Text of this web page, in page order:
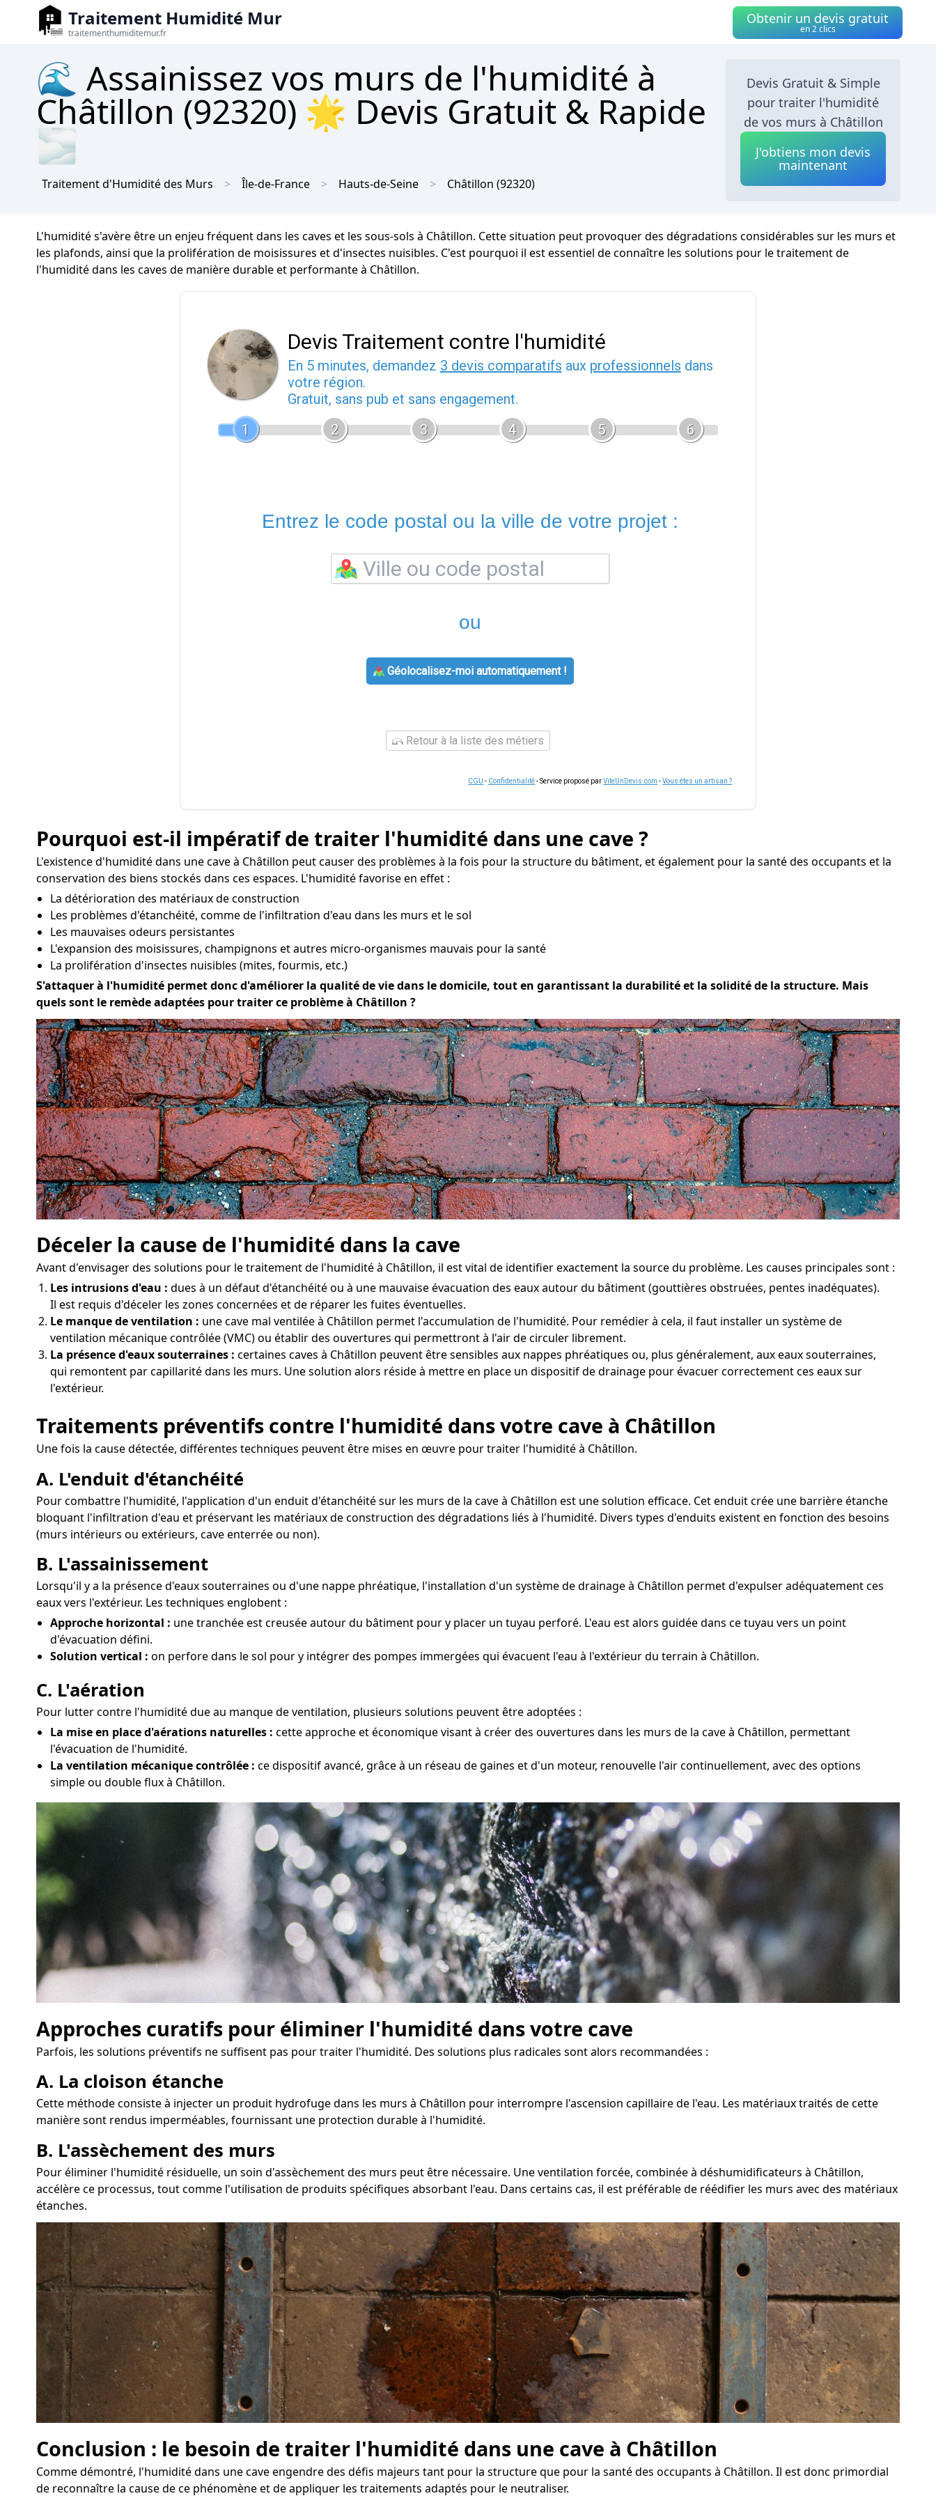
Traitement Humidité Mur
traitementhumiditemur.fr
Obtenir un devis gratuit
en 2 clics
🌊 Assainissez vos murs de l'humidité à
Châtillon (92320) 🌟 Devis Gratuit & Rapide
🌫
Traitement d'Humidité des Murs Île-de-France Hauts-de-Seine Châtillon (92320)
Devis Gratuit & Simple
pour traiter l'humidité
de vos murs à Châtillon
J'obtiens mon devis
maintenant
L'humidité s'avère être un enjeu fréquent dans les caves et les sous-sols à Châtillon. Cette situation peut provoquer des dégradations considérables sur les murs et
les plafonds, ainsi que la prolifération de moisissures et d'insectes nuisibles. C'est pourquoi il est essentiel de connaître les solutions pour le traitement de
l'humidité dans les caves de manière durable et performante à Châtillon.
Devis Traitement contre l'humidité
En 5 minutes, demandez 3 devis comparatifs aux professionnels dans
votre région.
Gratuit, sans pub et sans engagement.
1
2 3 4 5 6
Entrez le code postal ou la ville de votre projet :
ou
Géolocalisez-moi automatiquement !
Retour à la liste des métiers
CGU - Confidentialité- Service proposé parViteUnDevis.com -Vous êtes un artisan ?
Pourquoi est-il impératif de traiter l'humidité dans une cave ?
L'existence d'humidité dans une cave à Châtillon peut causer des problèmes à la fois pour la structure du bâtiment, et également pour la santé des occupants et la
conservation des biens stockés dans ces espaces. L'humidité favorise en effet :
La détérioration des matériaux de construction
Les problèmes d'étanchéité, comme de l'infiltration d'eau dans les murs et le sol
Les mauvaises odeurs persistantes
L'expansion des moisissures, champignons et autres micro-organismes mauvais pour la santé
La prolifération d'insectes nuisibles (mites, fourmis, etc.)
S'attaquer à l'humidité permet donc d'améliorer la qualité de vie dans le domicile, tout en garantissant la durabilité et la solidité de la structure. Mais
quels sont le remède adaptées pour traiter ce problème à Châtillon ?
Déceler la cause de l'humidité dans la cave
Avant d'envisager des solutions pour le traitement de l'humidité à Châtillon, il est vital de identifier exactement la source du problème. Les causes principales sont :
Les intrusions d'eau : dues à un défaut d'étanchéité ou à une mauvaise évacuation des eaux autour du bâtiment (gouttières obstruées, pentes inadéquates).
Il est requis d'déceler les zones concernées et de réparer les fuites éventuelles.
Le manque de ventilation : une cave mal ventilée à Châtillon permet l'accumulation de l'humidité. Pour remédier à cela, il faut installer un système de
ventilation mécanique contrôlée (VMC) ou établir des ouvertures qui permettront à l'air de circuler librement.
La présence d'eaux souterraines : certaines caves à Châtillon peuvent être sensibles aux nappes phréatiques ou, plus généralement, aux eaux souterraines,
qui remontent par capillarité dans les murs. Une solution alors réside à mettre en place un dispositif de drainage pour évacuer correctement ces eaux sur
l'extérieur.
Traitements préventifs contre l'humidité dans votre cave à Châtillon
Une fois la cause détectée, différentes techniques peuvent être mises en œuvre pour traiter l'humidité à Châtillon.
A. L'enduit d'étanchéité
Pour combattre l'humidité, l'application d'un enduit d'étanchéité sur les murs de la cave à Châtillon est une solution efficace. Cet enduit crée une barrière étanche
bloquant l'infiltration d'eau et préservant les matériaux de construction des dégradations liés à l'humidité. Divers types d'enduits existent en fonction des besoins
(murs intérieurs ou extérieurs, cave enterrée ou non).
B. L'assainissement
Lorsqu'il y a la présence d'eaux souterraines ou d'une nappe phréatique, l'installation d'un système de drainage à Châtillon permet d'expulser adéquatement ces
eaux vers l'extérieur. Les techniques englobent :
Approche horizontal : une tranchée est creusée autour du bâtiment pour y placer un tuyau perforé. L'eau est alors guidée dans ce tuyau vers un point
d'évacuation défini.
Solution vertical : on perfore dans le sol pour y intégrer des pompes immergées qui évacuent l'eau à l'extérieur du terrain à Châtillon.
C. L'aération
Pour lutter contre l'humidité due au manque de ventilation, plusieurs solutions peuvent être adoptées :
La mise en place d'aérations naturelles : cette approche et économique visant à créer des ouvertures dans les murs de la cave à Châtillon, permettant
l'évacuation de l'humidité.
La ventilation mécanique contrôlée : ce dispositif avancé, grâce à un réseau de gaines et d'un moteur, renouvelle l'air continuellement, avec des options
simple ou double flux à Châtillon.
Approches curatifs pour éliminer l'humidité dans votre cave
Parfois, les solutions préventifs ne suffisent pas pour traiter l'humidité. Des solutions plus radicales sont alors recommandées :
A. La cloison étanche
Cette méthode consiste à injecter un produit hydrofuge dans les murs à Châtillon pour interrompre l'ascension capillaire de l'eau. Les matériaux traités de cette
manière sont rendus imperméables, fournissant une protection durable à l'humidité.
B. L'assèchement des murs
Pour éliminer l'humidité résiduelle, un soin d'assèchement des murs peut être nécessaire. Une ventilation forcée, combinée à déshumidificateurs à Châtillon,
accélère ce processus, tout comme l'utilisation de produits spécifiques absorbant l'eau. Dans certains cas, il est préférable de réédifier les murs avec des matériaux
étanches.
Conclusion : le besoin de traiter l'humidité dans une cave à Châtillon
Comme démontré, l'humidité dans une cave engendre des défis majeurs tant pour la structure que pour la santé des occupants à Châtillon. Il est donc primordial
de reconnaître la cause de ce phénomène et de appliquer les traitements adaptés pour le neutraliser.